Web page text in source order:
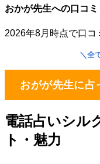
おかが先生への口コミ
2026年8月時点で口コ
＼全
おがが先生に占
電話占いシル
ト・魅力